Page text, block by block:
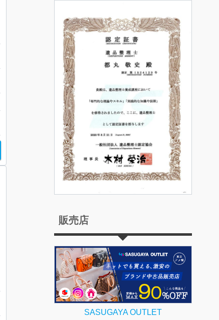
販売店
SASUGAYA OUTLET